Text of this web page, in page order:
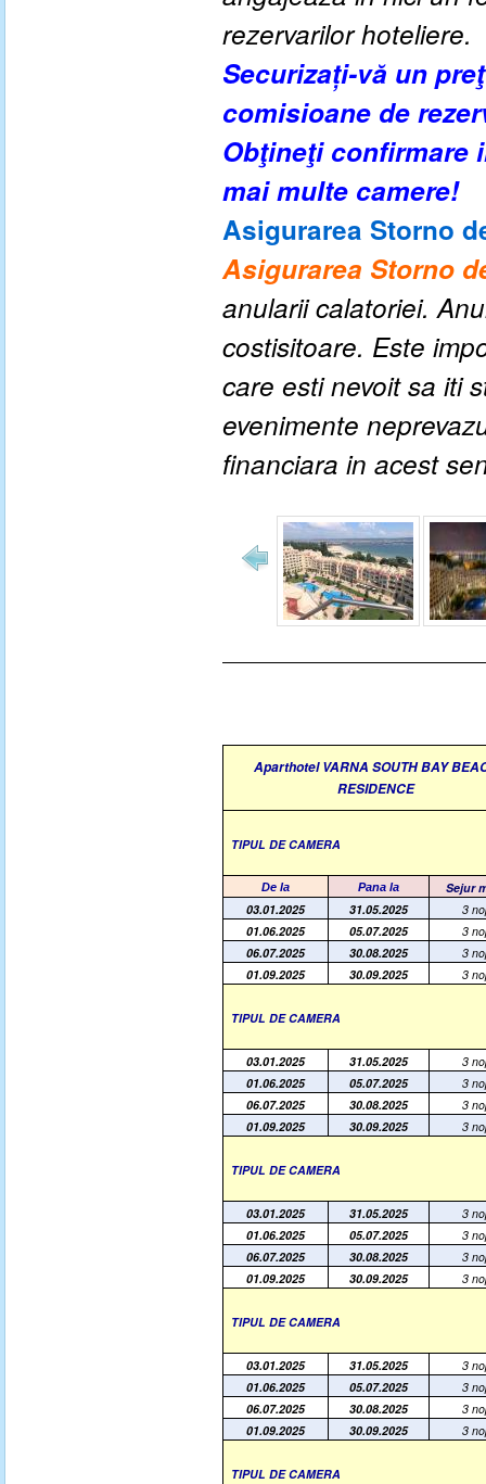
rezervarilor hoteliere.
Securizați-vă un
comisioane de
Obţineţi confirmare
mai multe camere!
Asigurarea Storno
Asigurarea Storno
anularii calatoriei.
costisitoare. Este
care esti nevoit sa iti
evenimente
financiara in acest
Aparthotel VARNA SOUTH BAY
RESIDENCE
TIPUL DE CAMERA
De la Pana la
Sejur
03.01.2025
31.05.2025
3
01.06.2025
05.07.2025
3
06.07.2025
30.08.2025
3
01.09.2025
30.09.2025 3
TIPUL DE CAMERA
03.01.2025 31.05.2025
3
01.06.2025
05.07.2025
3
06.07.2025
30.08.2025
3
01.09.2025
30.09.2025 3
TIPUL DE CAMERA
03.01.2025 31.05.2025
3
01.06.2025
05.07.2025
3
06.07.2025
30.08.2025
3
01.09.2025
30.09.2025 3
TIPUL DE CAMERA
03.01.2025 31.05.2025
3
01.06.2025
05.07.2025
3
06.07.2025
30.08.2025
3
01.09.2025
30.09.2025 3
TIPUL DE CAMERA